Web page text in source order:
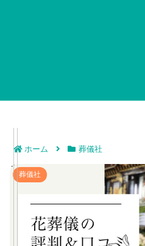
ホーム 葬儀社
花葬儀の評判＆口コミ｜オー
する葬
葬儀社